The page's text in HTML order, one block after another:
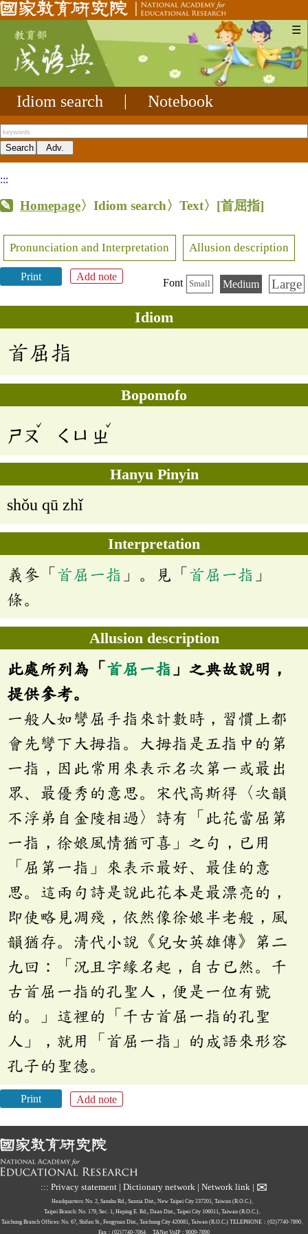
☰
Idiom search Notebook
:::
Homepage〉Idiom search〉Text〉 [首屈指]
Pronunciation and Interpretation Allusion description
Print Add note
Font Small Medium Large
Idiom
首屈指
Bopomofo
ㄕㄡ
ˇ
ㄑㄩ ㄓ
ˇ
Hanyu Pinyin
shǒu qū zhǐ
Interpretation
義參「 首屈一指 」。見「 首屈一指 」
條。
Allusion description
此處所列為「 首屈一指 」之典故說明，
提供參考。
一般人如彎屈手指來計數時，習慣上都
會先彎下大拇指。大拇指是五指中的第
一指，因此常用來表示名次第一或最出
眾、最優秀的意思。宋代高斯得〈次韻
不浮弟自金陵相過〉詩有「此花當屈第
一指，徐娘風情猶可喜」之句，已用
「屈第一指」來表示最好、最佳的意
思。這兩句詩是說此花本是最漂亮的，
即使略見凋殘，依然像徐娘半老般，風
韻猶存。清代小說《兒女英雄傳》第二
九回：「況且字緣名起，自古已然。千
古首屈一指的孔聖人，便是一位有號
的。」這裡的「千古首屈一指的孔聖
人」，就用「首屈一指」的成語來形容
孔子的聖德。
Print Add note
::: Privacy statement | Dictionary network | Network link | ✉
Headquarters: No. 2, Sanshu Rd., Sanxia Dist., New Taipei City 237201, Taiwan (R.O.C.)、
Taipei Branch: No. 179, Sec. 1, Heping E. Rd., Daan Dist., Taipei City 106011, Taiwan (R.O.C.)、
Taichung Branch Offices: No. 67, Shifan St., Fengyuan Dist., Taichung City 420081, Taiwan (R.O.C.) TELEPHONE：(02)7740-7890、
Fax：(02)7740-7064、
TANet VoIP：9009-7890